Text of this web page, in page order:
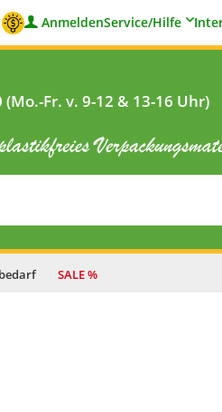
AnmeldenService/Hilfe
Fr. v. 9-12 & 13-16 Uhr)
SALE %